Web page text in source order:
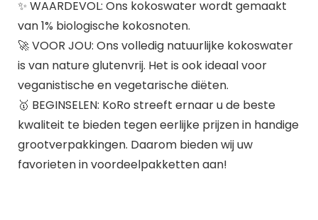
✨ WAARDEVOL: Ons kokoswater wordt gemaakt
van 1% biologische kokosnoten.
🚀 VOOR JOU: Ons volledig natuurlijke kokoswater
is van nature glutenvrij. Het is ook ideaal voor
veganistische en vegetarische diëten.
🥇 BEGINSELEN: KoRo streeft ernaar u de beste
kwaliteit te bieden tegen eerlijke prijzen in handige
grootverpakkingen. Daarom bieden wij uw
favorieten in voordeelpakketten aan!